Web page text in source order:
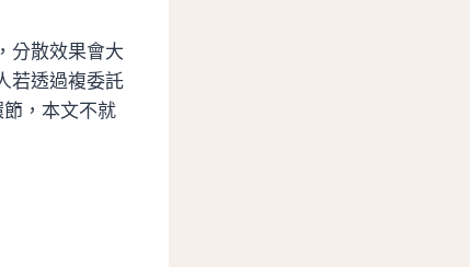
分散效果會大
若透過複委託
，本文不就